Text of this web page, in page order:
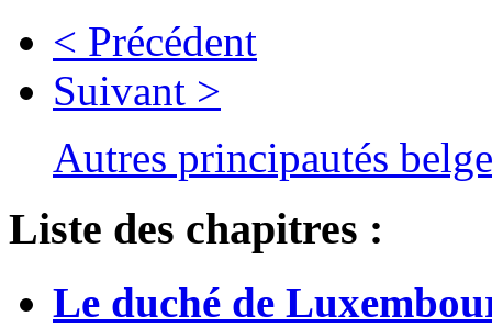
< Précédent
Suivant >
Autres principautés
Liste des chapitres :
Le duché de